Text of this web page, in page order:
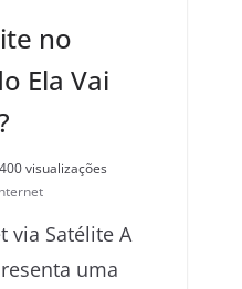
no
Ela Vai
400 visualizações
via Satélite A
uma